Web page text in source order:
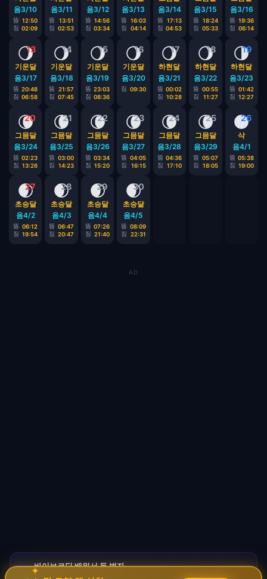
음3/10
뜸 12:50
짐 02:09
음3/11
뜸
13:51
짐 02:53
음3/12
뜸 14:56
짐 03:34
음3/13
뜸
16:03
짐
04:14
음3/14
뜸
17:13
짐 04:53
음3/15
뜸
18:24
짐 05:33
음3/16
뜸 19:36
짐 06:14
13
🌖
기운달
음3/17
뜸 20:48
짐 06:58
14
🌖
기운달
음3/18
뜸
21:57
짐 07:45
15
🌖
기운달
음3/19
뜸 23:03
짐 08:36
16
🌖
기운달
음3/20
짐 09:30
17
🌖
하현달
음3/21
뜸 00:02
짐 10:28
18
🌖
하현달
음3/22
뜸 00:55
짐
11:27
19
🌗
하현달
음3/23
뜸 01:42
짐 12:27
20
🌘
그믐달
음3/24
뜸 02:23
짐 13:26
21
🌘
그믐달
음3/25
뜸 03:00
짐
14:23
22
🌘
그믐달
음3/26
뜸 03:34
짐 15:20
23
🌘
그믐달
음3/27
뜸 04:05
짐
16:15
24
🌘
그믐달
음3/28
뜸 04:36
짐
17:10
25
🌘
그믐달
음3/29
뜸 05:07
짐
18:05
26
🌑
삭
음4/1
뜸 05:38
짐 19:00
27
🌒
초승달
음4/2
뜸 06:12
짐 19:54
28
🌒
초승달
음4/3
뜸 06:47
짐 20:47
29
🌒
초승달
음4/4
뜸 07:26
짐 21:40
30
🌒
초승달
음4/5
뜸 08:09
짐
22:31
AD
🚀바이브코딩 배워서 돈 벌자
코딩 몰라도 AI로 자동화 수익 시스템 구축 · 무료
✦ ✧